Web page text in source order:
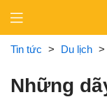
content
Tin tức > Du lịch >
Những